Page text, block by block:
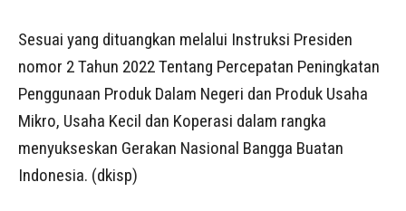
Sesuai yang dituangkan melalui Instruksi Presiden
nomor 2 Tahun 2022 Tentang Percepatan Peningkatan
Penggunaan Produk Dalam Negeri dan Produk Usaha
Mikro, Usaha Kecil dan Koperasi dalam rangka
menyukseskan Gerakan Nasional Bangga Buatan
Indonesia. (dkisp)